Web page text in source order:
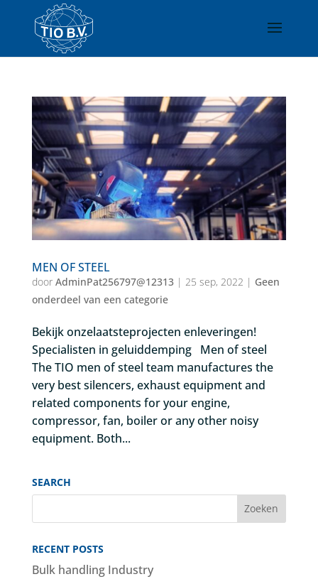
MEN OF STEEL
door AdminPat256797@12313| 25 sep, 2022 | Geen
onderdeel van een categorie
Bekijk onzelaatsteprojecten enleveringen!
Specialisten in geluiddemping Men of steel
The TIO men of steel team manufactures the
very best silencers, exhaust equipment and
related components for your engine,
compressor, fan, boiler or any other noisy
equipment. Both...
SEARCH
RECENT POSTS
Bulk handling Industry